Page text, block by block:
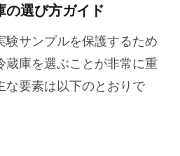
の選び方ガイド
験サンプルを保護するため
蔵庫を選ぶことが非常に重
な要素は以下のとおりで